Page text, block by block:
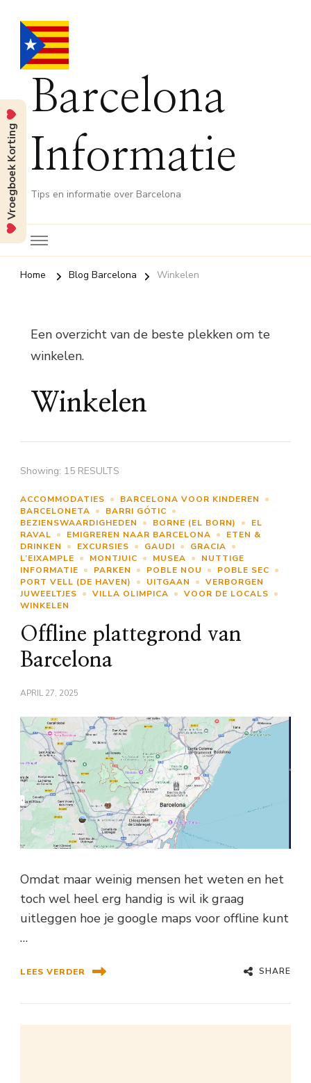
Barcelona
Informatie
Tips en informatie over Barcelona
Home Blog Barcelona Winkelen
Een overzicht van de beste plekken om te
winkelen.
Winkelen
Showing: 15 RESULTS
ACCOMMODATIES
BARCELONA VOOR KINDEREN
BARCELONETA
BARRI GÓTIC
BEZIENSWAARDIGHEDEN
BORNE (EL BORN)
EL
RAVAL
EMIGREREN NAAR BARCELONA
ETEN &
DRINKEN
EXCURSIES GAUDI
GRACIA
L’EIXAMPLE
MONTJUIC MUSEA
NUTTIGE
INFORMATIE
PARKEN POBLE NOU
POBLE SEC
PORT VELL (DE HAVEN)
UITGAAN
VERBORGEN
JUWEELTJES
VILLA OLIMPICA
VOOR DE LOCALS
WINKELEN
Offline plattegrond van
Barcelona
APRIL 27, 2025
Omdat maar weinig mensen het weten en het
toch wel heel erg handig is wil ik graag
uitleggen hoe je google maps voor offline kunt
…
LEES VERDER SHARE
Vroegboek Korting